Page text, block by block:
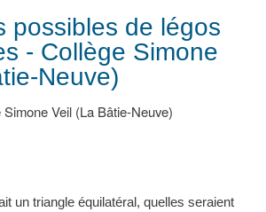
possibles de légos
- Collège Simone
Neuve)
Simone Veil (La Bâtie-Neuve)
un triangle équilatéral, quelles seraient